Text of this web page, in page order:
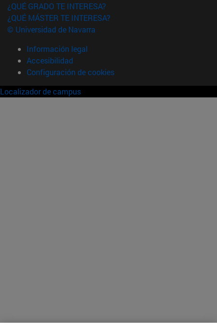
¿QUÉ GRADO TE INTERESA?
¿QUÉ MÁSTER TE INTERESA?
© Universidad de Navarra
Información legal
Accesibilidad
Configuración de cookies
Localizador de campus